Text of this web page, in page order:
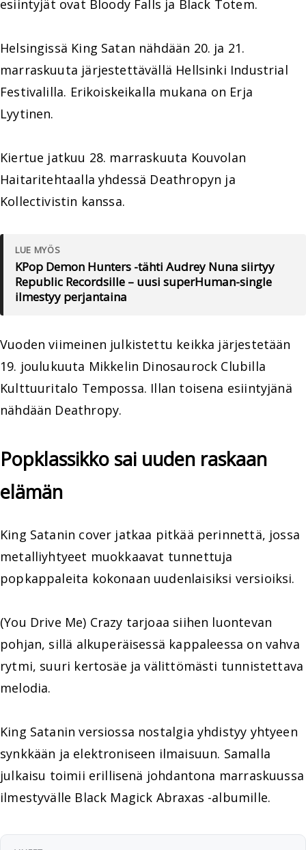
esiintyjät ovat Bloody Falls ja Black Totem.
Helsingissä King Satan nähdään 20. ja 21.
marraskuuta järjestettävällä Hellsinki Industrial
Festivalilla. Erikoiskeikalla mukana on Erja
Lyytinen.
Kiertue jatkuu 28. marraskuuta Kouvolan
Haitaritehtaalla yhdessä Deathropyn ja
Kollectivistin kanssa.
LUE MYÖS
KPop Demon Hunters -tähti Audrey Nuna siirtyy
Republic Recordsille – uusi superHuman-single
ilmestyy perjantaina
Vuoden viimeinen julkistettu keikka järjestetään
19. joulukuuta Mikkelin Dinosaurock Clubilla
Kulttuuritalo Tempossa. Illan toisena esiintyjänä
nähdään Deathropy.
Popklassikko sai uuden raskaan
elämän
King Satanin cover jatkaa pitkää perinnettä, jossa
metalliyhtyeet muokkaavat tunnettuja
popkappaleita kokonaan uudenlaisiksi versioiksi.
(You Drive Me) Crazy tarjoaa siihen luontevan
pohjan, sillä alkuperäisessä kappaleessa on vahva
rytmi, suuri kertosäe ja välittömästi tunnistettava
melodia.
King Satanin versiossa nostalgia yhdistyy yhtyeen
synkkään ja elektroniseen ilmaisuun. Samalla
julkaisu toimii erillisenä johdantona marraskuussa
ilmestyvälle Black Magick Abraxas -albumille.